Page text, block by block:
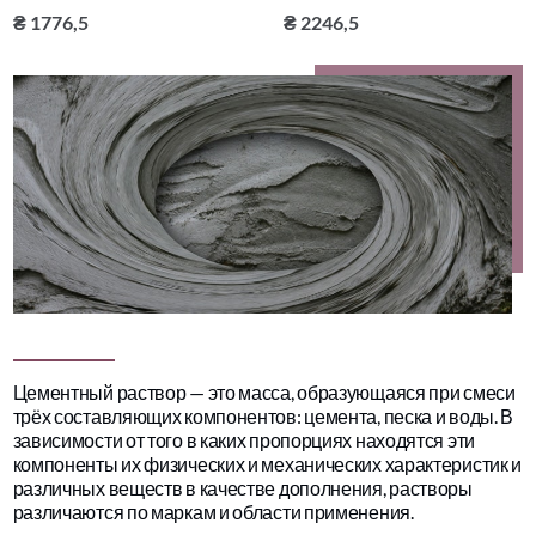
1776,5 2246,5
Цементный раствор — это масса, образующаяся при смеси
трёх составляющих компонентов: цемента, песка и воды. В
зависимости от того в каких пропорциях находятся эти
компоненты их физических и механических характеристик и
различных веществ в качестве дополнения, растворы
различаются по маркам и области применения.